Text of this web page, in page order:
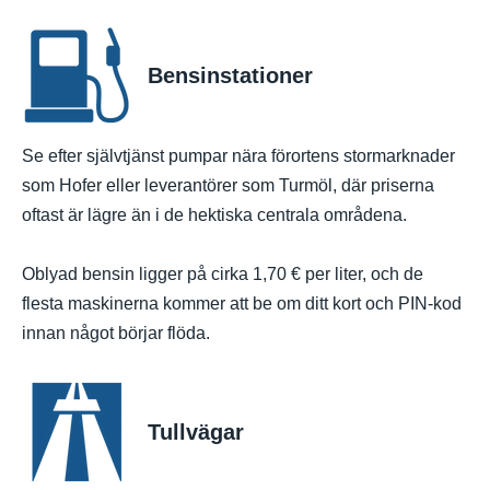
Bensinstationer
Se efter självtjänst pumpar nära förortens stormarknader
som Hofer eller leverantörer som Turmöl, där priserna
oftast är lägre än i de hektiska centrala områdena.
Oblyad bensin ligger på cirka 1,70 € per liter, och de
flesta maskinerna kommer att be om ditt kort och PIN-kod
innan något börjar flöda.
Tullvägar